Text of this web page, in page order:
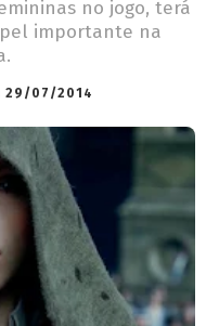
no jogo, terá
importante na
29/07/2014